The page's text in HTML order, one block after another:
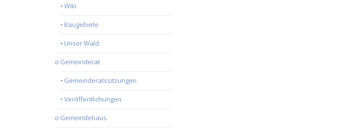
• Wiki
• Baugebiete
• Unser Wald
o Gemeinderat
• Gemeinderatssitzungen
• Veröffentlichungen
o Gemeindehaus